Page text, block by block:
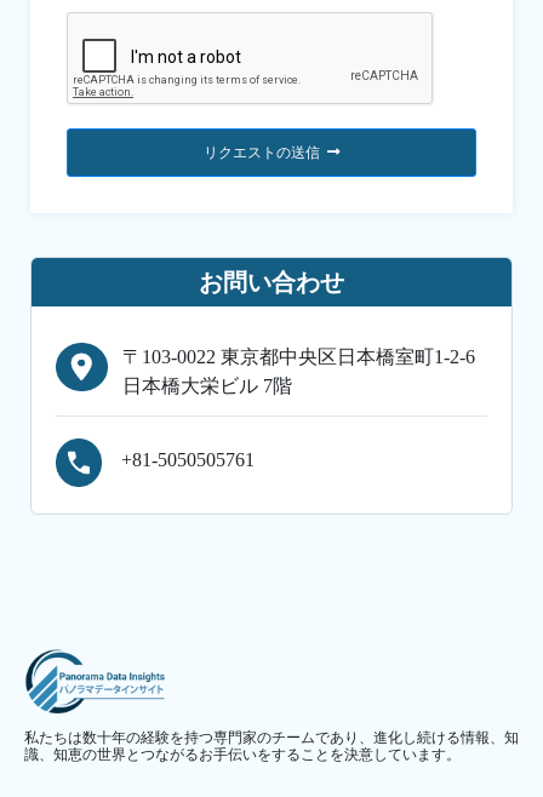
リクエストの送信
お問い合わせ
〒103-0022 東京都中央区日本橋室町1-2-6
日本橋大栄ビル 7階
+81-5050505761
私たちは数十年の経験を持つ専門家のチームであり、進化し続ける情報、知
識、知恵の世界とつながるお手伝いをすることを決意しています。